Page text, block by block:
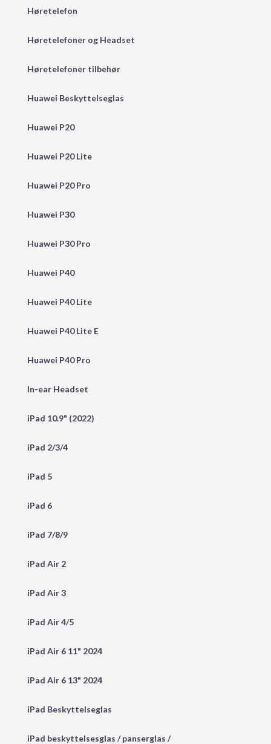
Høretelefon
Høretelefoner og Headset
Høretelefoner tilbehør
Huawei Beskyttelseglas
Huawei P20
Huawei P20 Lite
Huawei P20 Pro
Huawei P30
Huawei P30 Pro
Huawei P40
Huawei P40 Lite
Huawei P40 Lite E
Huawei P40 Pro
In-ear Headset
iPad 10.9" (2022)
iPad 2/3/4
iPad 5
iPad 6
iPad 7/8/9
iPad Air 2
iPad Air 3
iPad Air 4/5
iPad Air 6 11" 2024
iPad Air 6 13" 2024
iPad Beskyttelseglas
iPad beskyttelsesglas / panserglas /